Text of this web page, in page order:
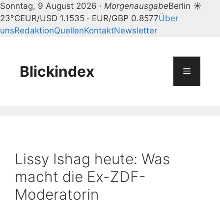
Sonntag, 9 August 2026 · MorgenausgabeBerlin ☀
23°CEUR/USD 1.1535 · EUR/GBP 0.8577Über
unsRedaktionQuellenKontaktNewsletter
springenBlickindex Menü
Lissy Ishag heute: Was
macht die Ex-ZDF-
Moderatorin